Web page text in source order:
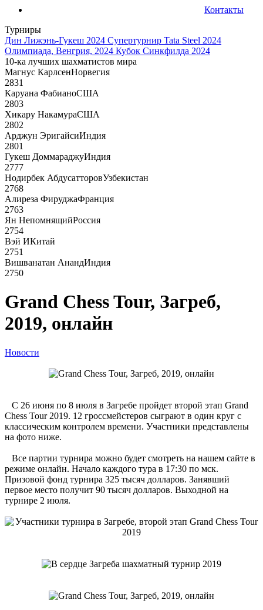
Контакты
Турниры
Дин Лижэнь-Гукеш 2024 Супертурнир Tata Steel 2024
Олимпиада, Венгрия, 2024 Кубок Синкфилда 2024
10-ка лучших шахматистов мира
Магнус КарлсенНорвегия
2831
Каруана ФабианоСША
2803
Хикару НакамураСША
2802
Арджун ЭригайсиИндия
2801
Гукеш ДоммараджуИндия
2777
Нодирбек АбдусатторовУзбекистан
2768
Алиреза ФируджаФранция
2763
Ян НепомнящийРоссия
2754
Вэй ИКитай
2751
Вишванатан АнандИндия
2750
Grand Chess Tour, Загреб,
2019, онлайн
Новости
С 26 июня по 8 июля в Загребе пройдет второй этап Grand
Chess Tour 2019. 12 гроссмейстеров сыграют в один круг с
классическим контролем времени. Участники представлены
на фото ниже.
Все партии турнира можно будет смотреть на нашем сайте в
режиме онлайн. Начало каждого тура в 17:30 по мск.
Призовой фонд турнира 325 тысяч долларов. Занявший
первое место получит 90 тысяч долларов. Выходной на
турнире 2 июля.